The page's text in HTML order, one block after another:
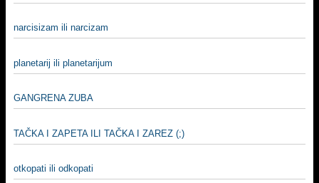
narcisizam ili narcizam
planetarij ili planetarijum
GANGRENA ZUBA
TAČKA I ZAPETA ILI TAČKA I ZAREZ (;)
otkopati ili odkopati